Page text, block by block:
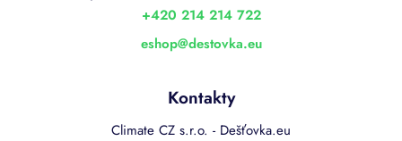
eshop@destovka.eu
+420 214 214 722
Kontakty
Climate CZ s.r.o. - Dešťovka.eu